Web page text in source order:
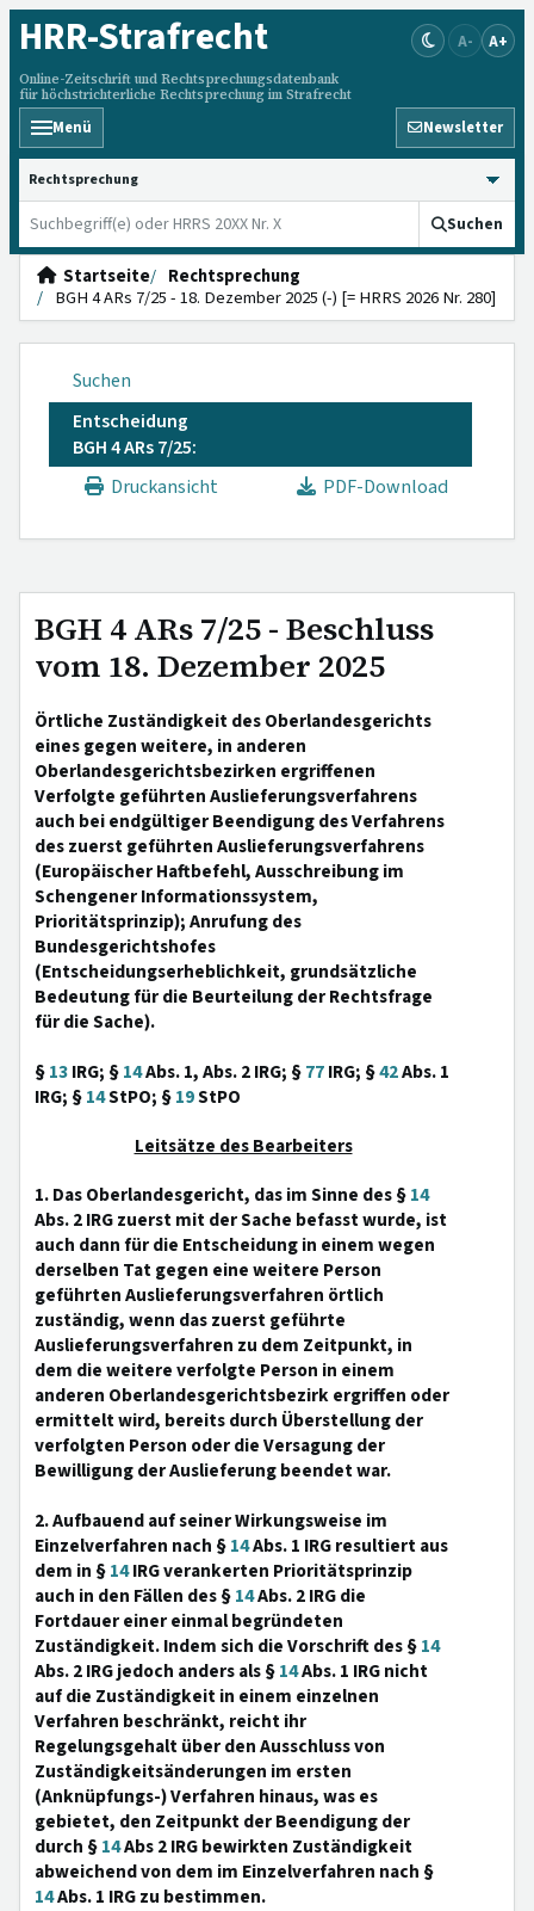
HRR-Strafrecht
Online-Zeitschrift und Rechtsprechungsdatenbank
für höchstrichterliche Rechtsprechung im Strafrecht
A- A+
Menü Newsletter
HRRS durchsuchen
Suchen
Startseite
Rechtsprechung
BGH 4 ARs 7/25 - 18. Dezember 2025 (-) [= HRRS 2026 Nr. 280]
Suchen
Entscheidung
BGH 4 ARs 7/25:
Druckansicht
PDF-Download
BGH 4 ARs 7/25 - Beschluss
vom 18. Dezember 2025
Örtliche Zuständigkeit des Oberlandesgerichts
eines gegen weitere, in anderen
Oberlandesgerichtsbezirken ergriffenen
Verfolgte geführten Auslieferungsverfahrens
auch bei endgültiger Beendigung des Verfahrens
des zuerst geführten Auslieferungsverfahrens
(Europäischer Haftbefehl, Ausschreibung im
Schengener Informationssystem,
Prioritätsprinzip); Anrufung des
Bundesgerichtshofes
(Entscheidungserheblichkeit, grundsätzliche
Bedeutung für die Beurteilung der Rechtsfrage
für die Sache).
§13IRG; §14Abs. 1, Abs. 2 IRG; §77IRG; §42Abs. 1
IRG; §14StPO; §19StPO
Leitsätze des Bearbeiters
1. Das Oberlandesgericht, das im Sinne des §14
Abs. 2 IRG zuerst mit der Sache befasst wurde, ist
auch dann für die Entscheidung in einem wegen
derselben Tat gegen eine weitere Person
geführten Auslieferungsverfahren örtlich
zuständig, wenn das zuerst geführte
Auslieferungsverfahren zu dem Zeitpunkt, in
dem die weitere verfolgte Person in einem
anderen Oberlandesgerichtsbezirk ergriffen oder
ermittelt wird, bereits durch Überstellung der
verfolgten Person oder die Versagung der
Bewilligung der Auslieferung beendet war.
2. Aufbauend auf seiner Wirkungsweise im
Einzelverfahren nach §14Abs. 1 IRG resultiert aus
dem in §14IRG verankerten Prioritätsprinzip
auch in den Fällen des §14Abs. 2 IRG die
Fortdauer einer einmal begründeten
Zuständigkeit. Indem sich die Vorschrift des §14
Abs. 2 IRG jedoch anders als §14Abs. 1 IRG nicht
auf die Zuständigkeit in einem einzelnen
Verfahren beschränkt, reicht ihr
Regelungsgehalt über den Ausschluss von
Zuständigkeitsänderungen im ersten
(Anknüpfungs-) Verfahren hinaus, was es
gebietet, den Zeitpunkt der Beendigung der
durch §14Abs 2 IRG bewirkten Zuständigkeit
abweichend von dem im Einzelverfahren nach §
14Abs. 1 IRG zu bestimmen.